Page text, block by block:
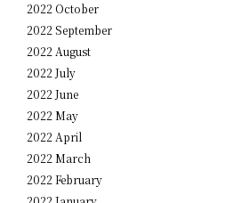
2022 October
2022 September
2022 August
2022 July
2022 June
2022 May
2022 April
2022 March
2022 February